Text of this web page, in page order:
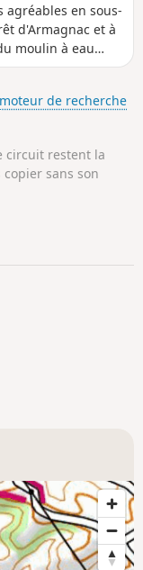
agréables en sous-
d'Armagnac et à
moulin à eau
moteur de recherche
circuit restent la
sans son